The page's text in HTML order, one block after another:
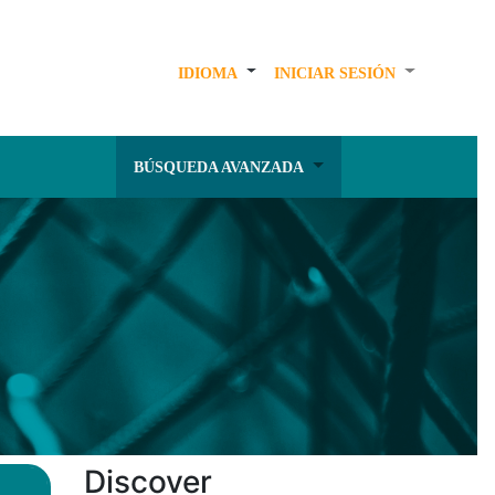
IDIOMA INICIAR SESIÓN
BÚSQUEDA AVANZADA
Discover